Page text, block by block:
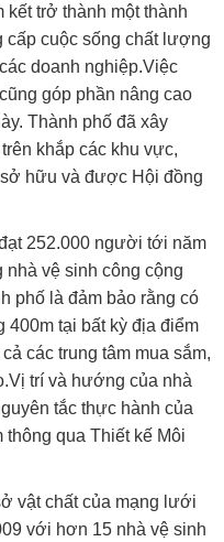
kết trở thành một thành
cấp cuộc sống chất lượng
doanh nghiệp.Việc
góp phần nâng cao
Thành phố đã xây
khắp các khu vực,
hữu và được Hội đồng
252.000 người tới năm
nhà vệ sinh công cộng
phố là đảm bảo rằng có
400m tại bất kỳ địa điểm
các trung tâm mua sắm,
trí và hướng của nhà
tắc thực hành của
qua Thiết kế Môi
vật chất của mạng lưới
với hơn 15 nhà vệ sinh